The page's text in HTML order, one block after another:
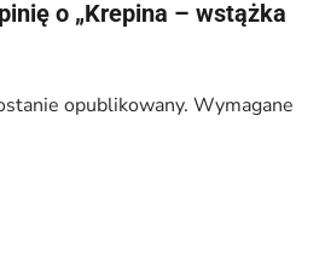
o „Krepina – wstążka
opublikowany. Wymagane